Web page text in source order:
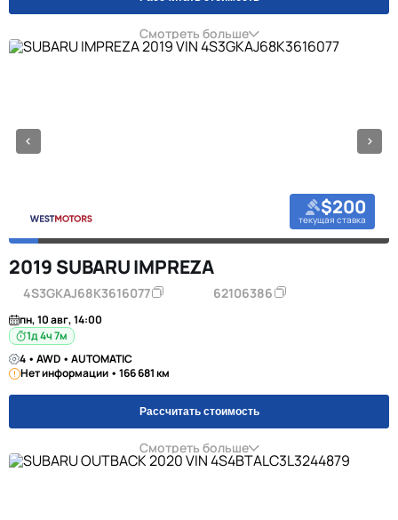
Смотреть больше
$200
текущая ставка
2019 SUBARU IMPREZA
4S3GKAJ68K3616077 62106386
пн, 10 авг, 14:00
1д 4ч 7м
4 • AWD • AUTOMATIC
Нет информации • 166 681 км
Рассчитать стоимость
Смотреть больше